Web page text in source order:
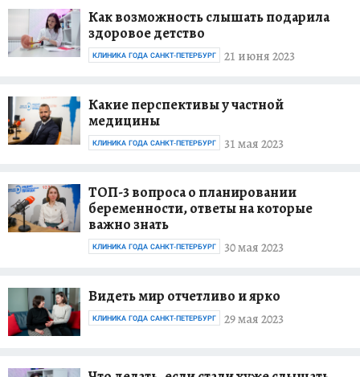
Как возможность слышать подарила
здоровое детство
21 июня 2023
КЛИНИКА ГОДА САНКТ-ПЕТЕРБУРГ
Какие перспективы у частной
медицины
31 мая 2023
КЛИНИКА ГОДА САНКТ-ПЕТЕРБУРГ
ТОП-3 вопроса о планировании
беременности, ответы на которые
важно знать
30 мая 2023
КЛИНИКА ГОДА САНКТ-ПЕТЕРБУРГ
Видеть мир отчетливо и ярко
29 мая 2023
КЛИНИКА ГОДА САНКТ-ПЕТЕРБУРГ